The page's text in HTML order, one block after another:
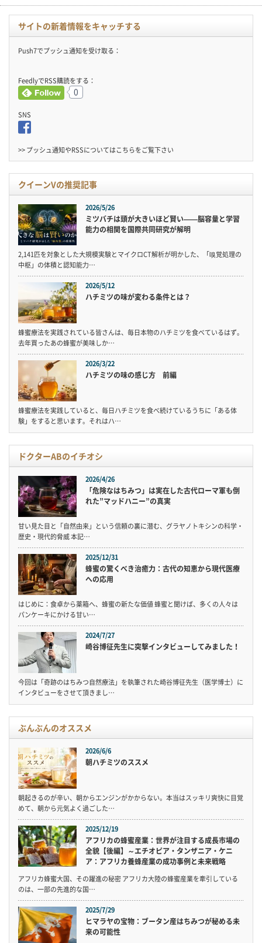
サイトの新着情報をキャッチする
Push7でプッシュ通知を受け取る：
FeedlyでRSS購読をする：
0
SNS
>> プッシュ通知やRSSについてはこちらをご覧下さい
クイーンVの推奨記事
2026/5/26
ミツバチは頭が大きいほど賢い——脳容量と学習
能力の相関を国際共同研究が解明
2,141匹を対象とした大規模実験とマイクロCT解析が明かした、「嗅覚処理の
中枢」の体積と認知能力…
2026/5/12
ハチミツの味が変わる条件とは？
蜂蜜療法を実践されている皆さんは、毎日本物のハチミツを食べているはず。
去年買ったあの蜂蜜が美味しか…
2026/3/22
ハチミツの味の感じ方 前編
蜂蜜療法を実践していると、毎日ハチミツを食べ続けているうちに「ある体
験」をすると思います。それはハ…
ドクターABのイチオシ
2026/4/26
「危険なはちみつ」は実在した古代ローマ軍も倒
れた”マッドハニー”の真実
甘い見た目と「自然由来」という信頼の裏に潜む、グラヤノトキシンの科学・
歴史・現代的脅威 本記…
2025/12/31
蜂蜜の驚くべき治癒力：古代の知恵から現代医療
への応用
はじめに：食卓から薬箱へ、蜂蜜の新たな価値 蜂蜜と聞けば、多くの人々は
パンケーキにかける甘い…
2024/7/27
崎谷博征先生に突撃インタビューしてみました！
今回は「奇跡のはちみつ自然療法」を執筆された崎谷博征先生（医学博士）に
インタビューをさせて頂きまし…
ぶんぶんのオススメ
2026/6/6
朝ハチミツのススメ
朝起きるのが辛い、朝からエンジンがかからない。本当はスッキリ爽快に目覚
めて、朝から元気よく過ごした…
2025/12/19
アフリカの蜂蜜産業：世界が注目する成長市場の
全貌【後編】～エチオピア・タンザニア・ケニ
ア：アフリカ養蜂産業の成功事例と未来戦略
アフリカ蜂蜜大国、その躍進の秘密 アフリカ大陸の蜂蜜産業を牽引している
のは、一部の先進的な国…
2025/7/29
ヒマラヤの宝物：ブータン産はちみつが秘める未
来の可能性